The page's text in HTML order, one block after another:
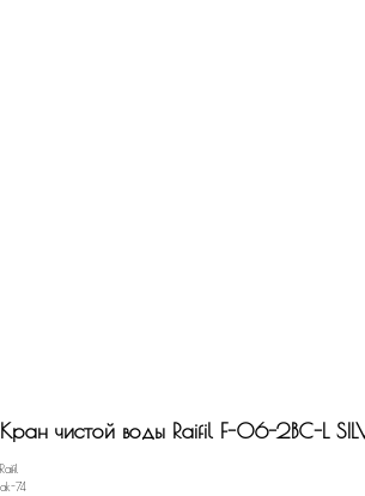
Кран чистой воды Raifil F-06-2BC-L
Raifil
ak-74